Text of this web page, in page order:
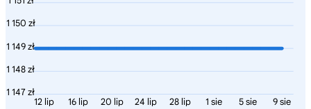
1 150 zł
1 149 zł
1 148 zł
1 147 zł
9 sie
5 sie
1 sie
28 lip
24 lip
20 lip
16 lip
12 lip